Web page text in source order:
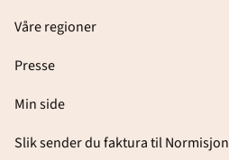
Våre regioner
Presse
Min side
Slik sender du faktura til Normisjon